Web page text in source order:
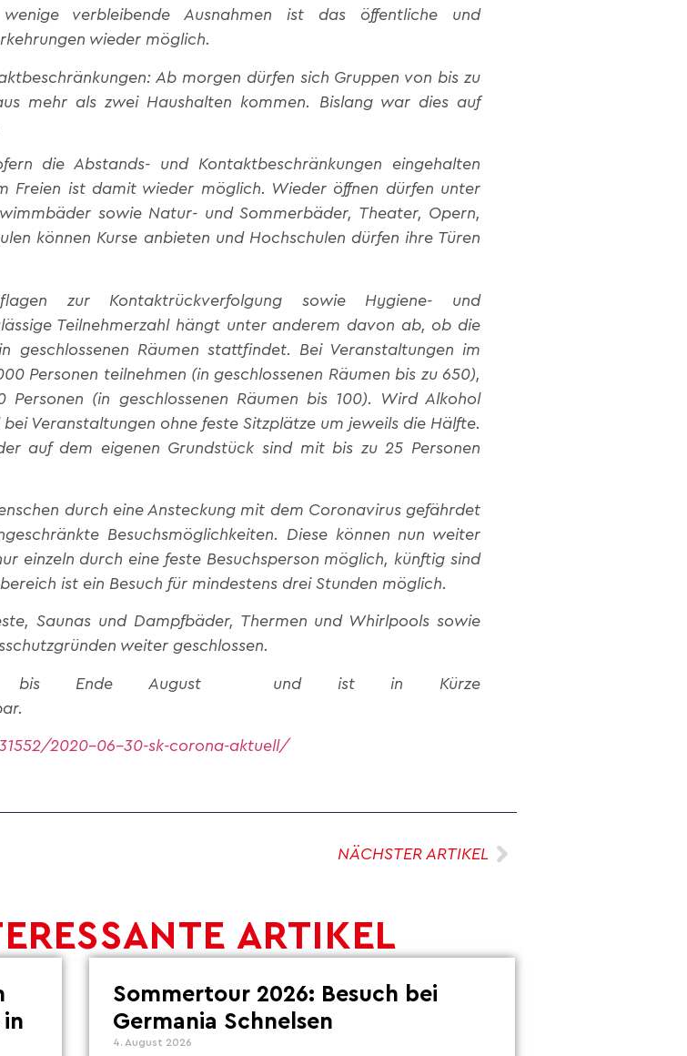
verbleibende Ausnahmen ist das öffentliche und
wieder möglich.
Ab morgen dürfen sich Gruppen von bis zu
mehr als zwei Haushalten kommen. Bislang war dies auf
die Abstands- und Kontaktbeschränkungen eingehalten
Freien ist damit wieder möglich. Wieder öffnen dürfen unter
sowie Natur- und Sommerbäder, Theater, Opern,
können Kurse anbieten und Hochschulen dürfen ihre Türen
zur Kontaktrückverfolgung sowie Hygiene- und
Teilnehmerzahl hängt unter anderem davon ab, ob die
geschlossenen Räumen stattfindet. Bei Veranstaltungen im
Personen teilnehmen (in geschlossenen Räumen bis zu 650),
(in geschlossenen Räumen bis 100). Wird Alkohol
Veranstaltungen ohne feste Sitzplätze um jeweils die Hälfte.
auf dem eigenen Grundstück sind mit bis zu 25 Personen
durch eine Ansteckung mit dem Coronavirus gefährdet
Besuchsmöglichkeiten. Diese können nun weiter
einzeln durch eine feste Besuchsperson möglich, künftig sind
ist ein Besuch für mindestens drei Stunden möglich.
Saunas und Dampfbäder, Thermen und Whirlpools sowie
weiter geschlossen.
bis Ende August und ist in Kürze
2020-06-30-sk-corona-aktuell/
NÄCHSTER ARTIKEL
ARTIKEL
Sommertour 2026: Besuch bei
Germania Schnelsen
4. August 2026